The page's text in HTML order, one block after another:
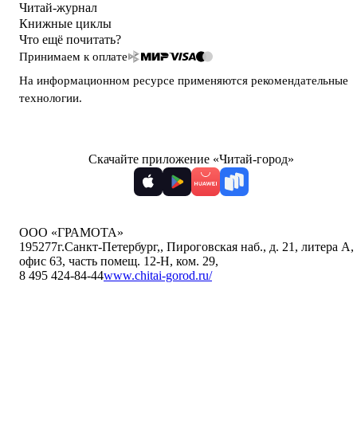
Читай-журнал
Книжные циклы
Что ещё почитать?
Принимаем к оплате
На информационном ресурсе применяются рекомендательные
технологии.
Скачайте приложение «Читай-город»
ООО «ГРАМОТА»
195277г.Санкт-Петербург,, Пироговская наб., д. 21, литера А,
офис 63, часть помещ. 12-Н, ком. 29,
8 495 424-84-44www.chitai-gorod.ru/